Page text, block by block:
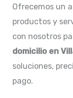
Ofrecemos un
productos y
con nosotros
domicilio en
soluciones,
pago.